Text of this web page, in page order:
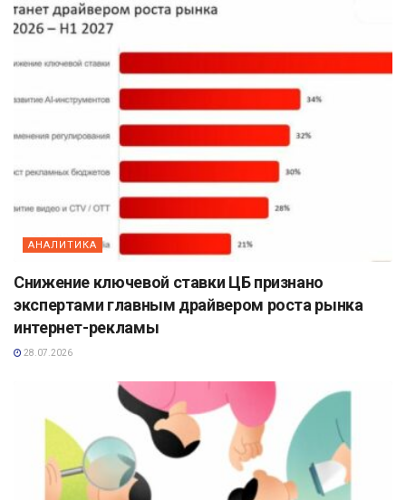
АНАЛИТИКА
Снижение ключевой ставки ЦБ признано
экспертами главным драйвером роста рынка
интернет-рекламы
28.07.2026